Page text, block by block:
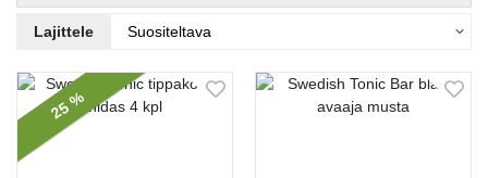
Lajittele
25 %